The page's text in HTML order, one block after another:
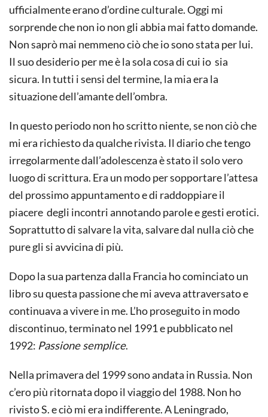
ufficialmente erano d’ordine culturale. Oggi mi
sorprende che non io non gli abbia mai fatto domande.
Non saprò mai nemmeno ciò che io sono stata per lui.
Il suo desiderio per me è la sola cosa di cui io sia
sicura. In tutti i sensi del termine, la mia era la
situazione dell’amante dell’ombra.
In questo periodo non ho scritto niente, se non ciò che
mi era richiesto da qualche rivista. Il diario che tengo
irregolarmente dall’adolescenza è stato il solo vero
luogo di scrittura. Era un modo per sopportare l’attesa
del prossimo appuntamento e di raddoppiare il
piacere degli incontri annotando parole e gesti erotici.
Soprattutto di salvare la vita, salvare dal nulla ciò che
pure gli si avvicina di più.
Dopo la sua partenza dalla Francia ho cominciato un
libro su questa passione che mi aveva attraversato e
continuava a vivere in me. L’ho proseguito in modo
discontinuo, terminato nel 1991 e pubblicato nel
1992: Passione semplice.
Nella primavera del 1999 sono andata in Russia. Non
c’ero più ritornata dopo il viaggio del 1988. Non ho
rivisto S. e ciò mi era indifferente. A Leningrado,